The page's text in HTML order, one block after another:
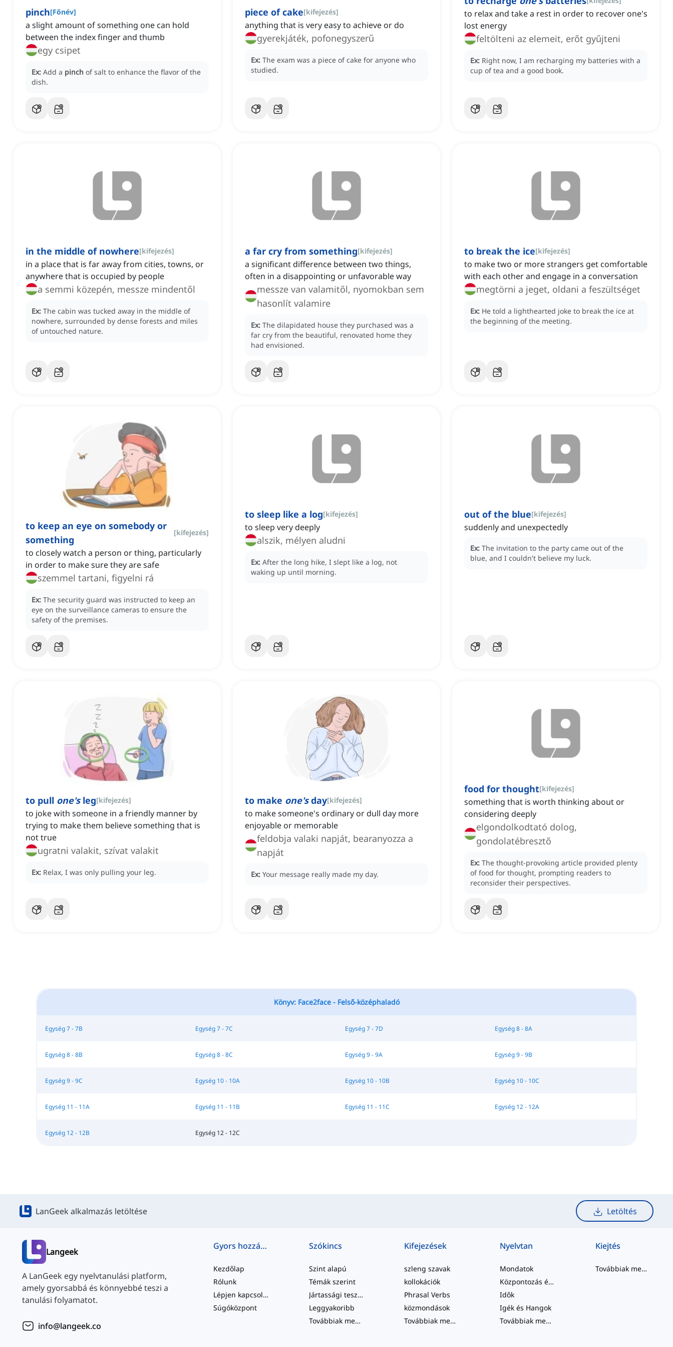
pinch[Főnév]
a slight amount of something one can hold
between the index finger and thumb
egy csipet
Ex: Add a pinch of salt to enhance the flavor of the
dish.
piece of cake[kifejezés]
anything that is very easy to achieve or do
gyerekjáték, pofonegyszerű
Ex: The exam was a piece of cake for anyone who
studied.
to relax and take a rest in order to recover one's
lost energy
feltölteni az elemeit, erőt gyűjteni
Ex: Right now, I am recharging my batteries with a
cup of tea and a good book.
in the middle of nowhere[kifejezés]
in a place that is far away from cities, towns, or
anywhere that is occupied by people
a semmi közepén, messze mindentől
Ex: The cabin was tucked away in the middle of
nowhere, surrounded by dense forests and miles
of untouched nature.
a far cry from something[kifejezés]
a significant difference between two things,
often in a disappointing or unfavorable way
messze van valamitől, nyomokban sem
hasonlít valamire
Ex: The dilapidated house they purchased was a
far cry from the beautiful, renovated home they
had envisioned.
to break the ice[kifejezés]
to make two or more strangers get comfortable
with each other and engage in a conversation
megtörni a jeget, oldani a feszültséget
Ex: He told a lighthearted joke to break the ice at
the beginning of the meeting.
to keep an eye on somebody or
something
[kifejezés]
to closely watch a person or thing, particularly
in order to make sure they are safe
szemmel tartani, figyelni rá
Ex: The security guard was instructed to keep an
eye on the surveillance cameras to ensure the
safety of the premises.
to sleep like a log[kifejezés]
to sleep very deeply
alszik, mélyen aludni
Ex: After the long hike, I slept like a log, not
waking up until morning.
out of the blue[kifejezés]
suddenly and unexpectedly
Ex: The invitation to the party came out of the
blue, and I couldn't believe my luck.
to pull one'sleg[kifejezés]
to joke with someone in a friendly manner by
trying to make them believe something that is
not true
ugratni valakit, szívat valakit
Ex: Relax, I was only pulling your leg.
to make one'sday[kifejezés]
to make someone's ordinary or dull day more
enjoyable or memorable
feldobja valaki napját, bearanyozza a
napját
Ex: Your message really made my day.
food for thought[kifejezés]
something that is worth thinking about or
considering deeply
elgondolkodtató dolog,
gondolatébresztő
Ex: The thought-provoking article provided plenty
of food for thought, prompting readers to
reconsider their perspectives.
Könyv: Face2face - Felső-középhaladó
Egység 7 - 7B Egység 7 - 7C Egység 7 - 7D Egység 8 - 8A
Egység 8 - 8B Egység 8 - 8C Egység 9 - 9A Egység 9 - 9B
Egység 9 - 9C Egység 10 - 10A Egység 10 - 10B Egység 10 - 10C
Egység 11 - 11A Egység 11 - 11B Egység 11 - 11C Egység 12 - 12A
Egység 12 - 12B Egység 12 - 12C
LanGeek alkalmazás letöltése Letöltés
Langeek
A LanGeek egy nyelvtanulási platform,
amely gyorsabbá és könnyebbé teszi a
tanulási folyamatot.
info@langeek.co
Gyors hozzáférés
Kezdőlap
Rólunk
Lépjen kapcsolatba velünk
Súgóközpont
Szókincs
Szint alapú
Témák szerint
Jártassági tesztek
Leggyakoribb
Továbbiak megtekintése
Kifejezések
szleng szavak
kollokációk
Phrasal Verbs
közmondások
Továbbiak megtekintése
Nyelvtan
Mondatok
Központozás és Helyesírás
Idők
Igék és Hangok
Továbbiak megtekintése
Kiejtés
Továbbiak megtekintése